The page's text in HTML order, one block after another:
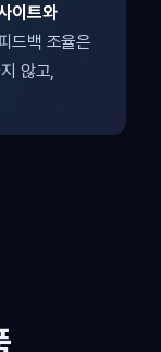
이트와
드백 조율은
않고,